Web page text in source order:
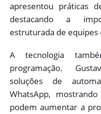
apresentou práticas
destacando a
estruturada de equipes
A tecnologia
programação.
soluções de
WhatsApp,
podem aumentar a